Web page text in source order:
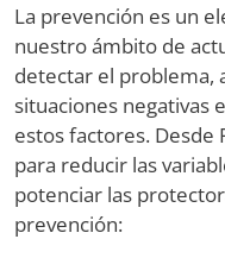
La prevención es un
nuestro ámbito de
detectar el problema,
situaciones negativas
estos factores. Desde
para reducir las
potenciar las
prevención: